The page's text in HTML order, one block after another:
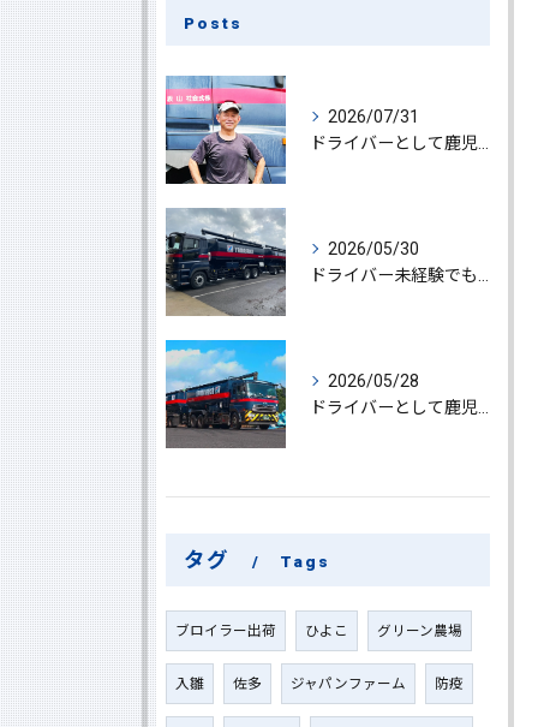
Posts
2026/07/31
2026/05/30
2026/05/28
タグ Tags
ブロイラー出荷 ひよこ グリーン農場
入雛 佐多 ジャパンファーム 防疫